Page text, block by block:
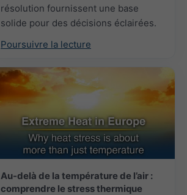
résolution fournissent une base
solide pour des décisions éclairées.
Poursuivre la lecture
Au-delà de la température de l’air :
comprendre le stress thermique